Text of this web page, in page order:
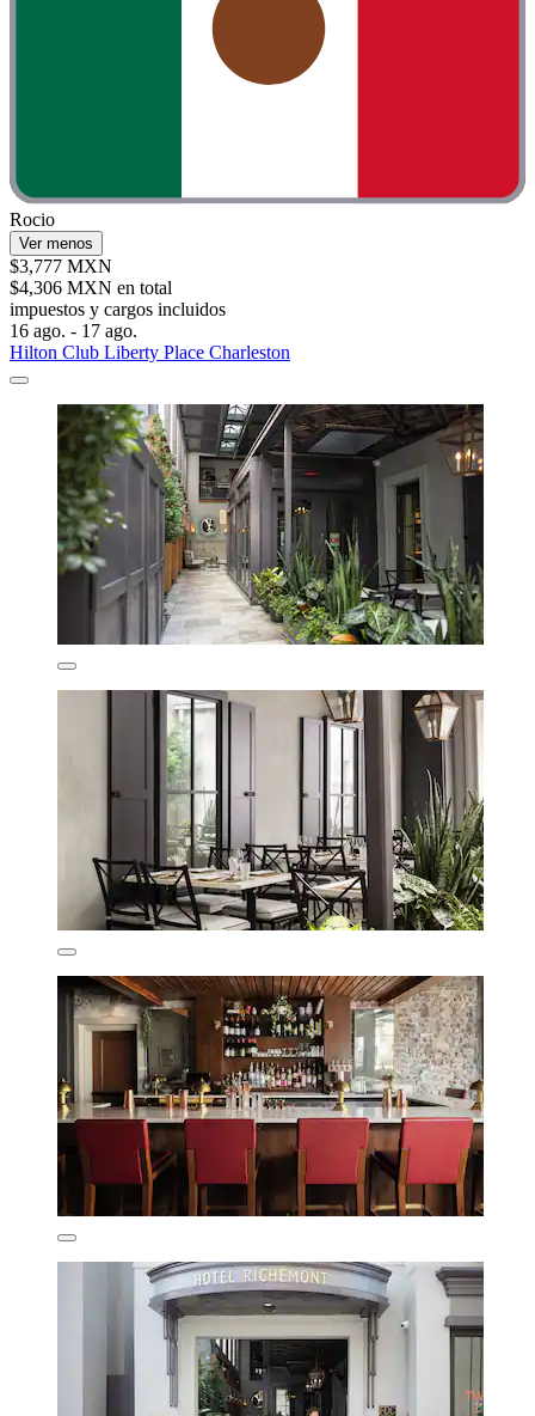
Rocio
Ver menos
$3,777 MXN
$4,306 MXN en total
impuestos y cargos incluidos
16 ago. - 17 ago.
Hilton Club Liberty Place Charleston